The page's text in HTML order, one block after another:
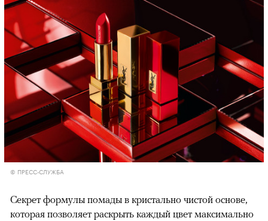
© ПРЕСС-СЛУЖБА
Секрет формулы помады в кристально чистой основе,
которая позволяет раскрыть каждый цвет максимально